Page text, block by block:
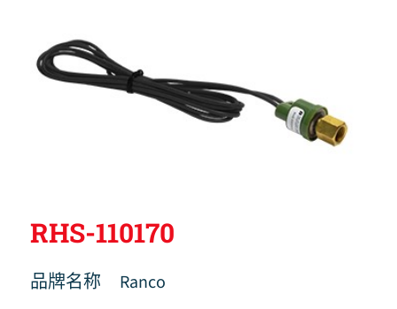
RHS-110170
品牌名称
Ranco